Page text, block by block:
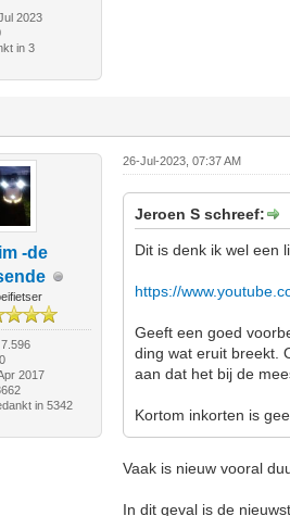
2023
in 3
-de
2017
in 5342
26-Jul-2023, 07:37 AM
Jeroen S schreef:
Dit is denk ik wel een
https://
Geeft een goed
ding wat eruit breekt.
aan dat het bij de
Kortom inkorten is
Vaak is nieuw vooral
In dit geval is de